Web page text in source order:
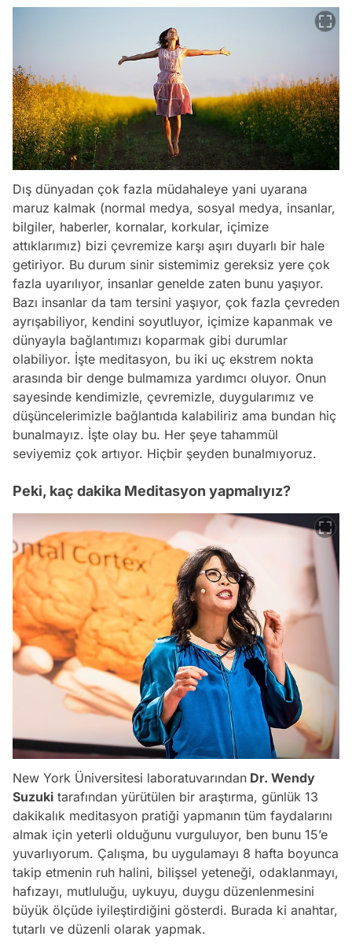
Dış dünyadan çok fazla müdahaleye yani uyarana
maruz kalmak (normal medya, sosyal medya, insanlar,
bilgiler, haberler, kornalar, korkular, içimize
attıklarımız) bizi çevremize karşı aşırı duyarlı bir hale
getiriyor. Bu durum sinir sistemimiz gereksiz yere çok
fazla uyarılıyor, insanlar genelde zaten bunu yaşıyor.
Bazı insanlar da tam tersini yaşıyor, çok fazla çevreden
ayrışabiliyor, kendini soyutluyor, içimize kapanmak ve
dünyayla bağlantımızı koparmak gibi durumlar
olabiliyor. İşte meditasyon, bu iki uç ekstrem nokta
arasında bir denge bulmamıza yardımcı oluyor. Onun
sayesinde kendimizle, çevremizle, duygularımız ve
düşüncelerimizle bağlantıda kalabiliriz ama bundan hiç
bunalmayız. İşte olay bu. Her şeye tahammül
seviyemiz çok artıyor. Hiçbir şeyden bunalmıyoruz.
Peki, kaç dakika Meditasyon yapmalıyız?
New York Üniversitesi laboratuvarından Dr. Wendy
Suzuki tarafından yürütülen bir araştırma, günlük 13
dakikalık meditasyon pratiği yapmanın tüm faydalarını
almak için yeterli olduğunu vurguluyor, ben bunu 15’e
yuvarlıyorum. Çalışma, bu uygulamayı 8 hafta boyunca
takip etmenin ruh halini, bilişsel yeteneği, odaklanmayı,
hafızayı, mutluluğu, uykuyu, duygu düzenlenmesini
büyük ölçüde iyileştirdiğini gösterdi. Burada ki anahtar,
tutarlı ve düzenli olarak yapmak.